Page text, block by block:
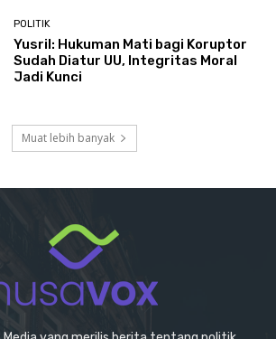
POLITIK
Yusril: Hukuman Mati bagi Koruptor
Sudah Diatur UU, Integritas Moral
Jadi Kunci
Muat lebih banyak